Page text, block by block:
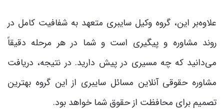
علاوه‌بر این، گروه وکیل سایبری متعهد به شفافیت کامل در
روند مشاوره و پیگیری است و شما در هر مرحله دقیقاً
می‌دانید که چه مسیری در پیش دارید. در نتیجه، دریافت
مشاوره حقوقی آنلاین مسائل سایبری از این گروه بهترین
تصمیم برای محافظت از حقوق شما خواهد بود.